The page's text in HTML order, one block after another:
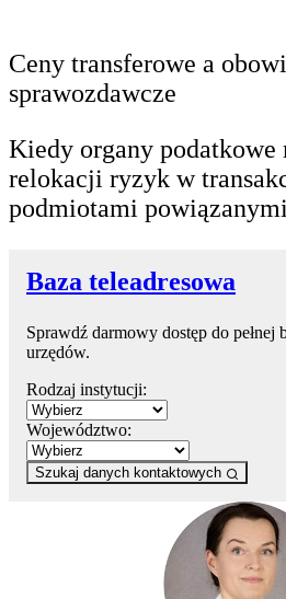
Ceny transferowe a
sprawozdawcze
Kiedy organy podatkowe
relokacji ryzyk w
podmiotami
Baza teleadresowa
Sprawdź darmowy dostęp do pełnej
urzędów.
Rodzaj instytucji:
Województwo:
Szukaj danych kontaktowych